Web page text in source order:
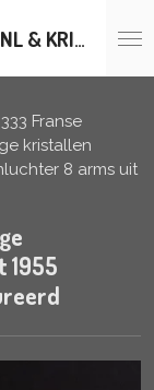
GROENENSTEYN-LIGHT.NL & KRISTALLENLUSTERS.BE
Franse
kristallen
8 arms uit
uit 1955